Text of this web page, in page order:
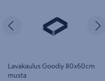
Edellinen
Lavakaulus Goodiy 80x60cm
musta